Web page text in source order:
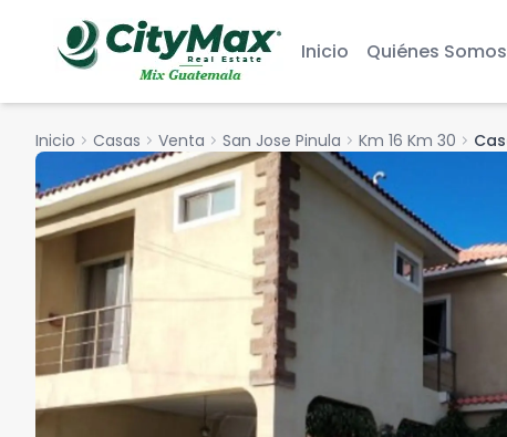
Inicio Quiénes Somos
Inicio chevron_right Casas chevron_right Venta chevron_right San Jose Pinula chevron_right Km 16 Km 30 chevron_right